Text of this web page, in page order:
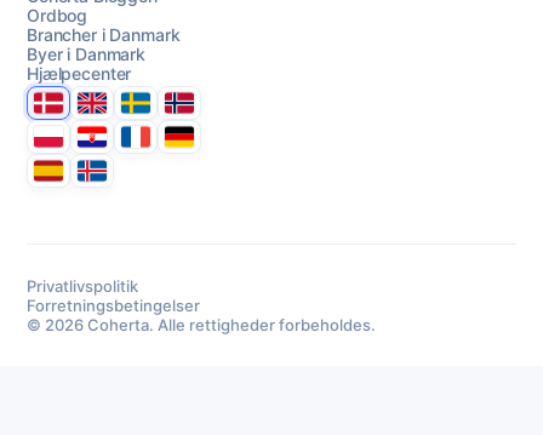
Ordbog
Brancher i Danmark
Byer i Danmark
Hjælpecenter
DanmarkUnited Kingdom
SverigeNorge
PolskaHrvatskaFranceDeutschland
EspanaÍsland
Privatlivspolitik
Forretningsbetingelser
© 2026 Coherta. Alle rettigheder forbeholdes.